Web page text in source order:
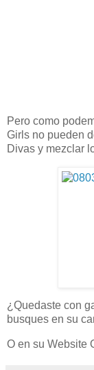
Pero como
Girls no pueden
Divas y mezclar
¿Quedaste con
busques en su
O en su Website